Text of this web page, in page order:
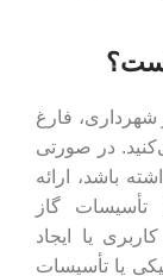
فارغ
در صورتی
باشد، ارائه
تأسیسات گاز
یا ایجاد
یا تأسیسات